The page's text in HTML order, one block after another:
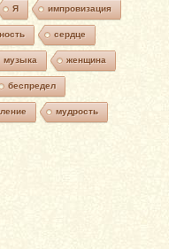
Я импровизация
сердце
музыка женщина
беспредел
мудрость